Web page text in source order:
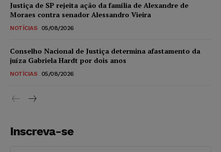
Justiça de SP rejeita ação da família de Alexandre de
Moraes contra senador Alessandro Vieira
NOTÍCIAS 05/08/2026
Conselho Nacional de Justiça determina afastamento da
juíza Gabriela Hardt por dois anos
NOTÍCIAS 05/08/2026
Inscreva-se